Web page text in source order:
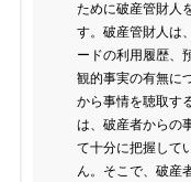
ために破産管財人
す。破産管財人は
ードの利用履歴、
観的事実の有無に
から事情を聴取す
は、破産者からの
て十分に把握して
ん。そこで、破産